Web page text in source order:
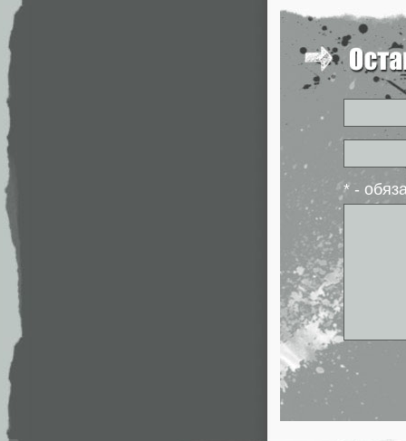
* -